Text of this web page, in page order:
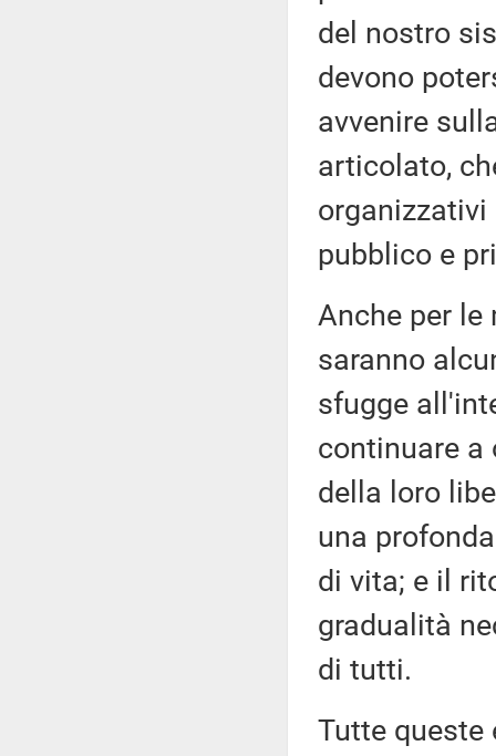
del nostro
devono
avvenire
articolato,
pubblico e
Anche per
saranno
sfugge
continuare a
della loro
una
di vita; e il
gradualità
di tutti.
Tutte queste